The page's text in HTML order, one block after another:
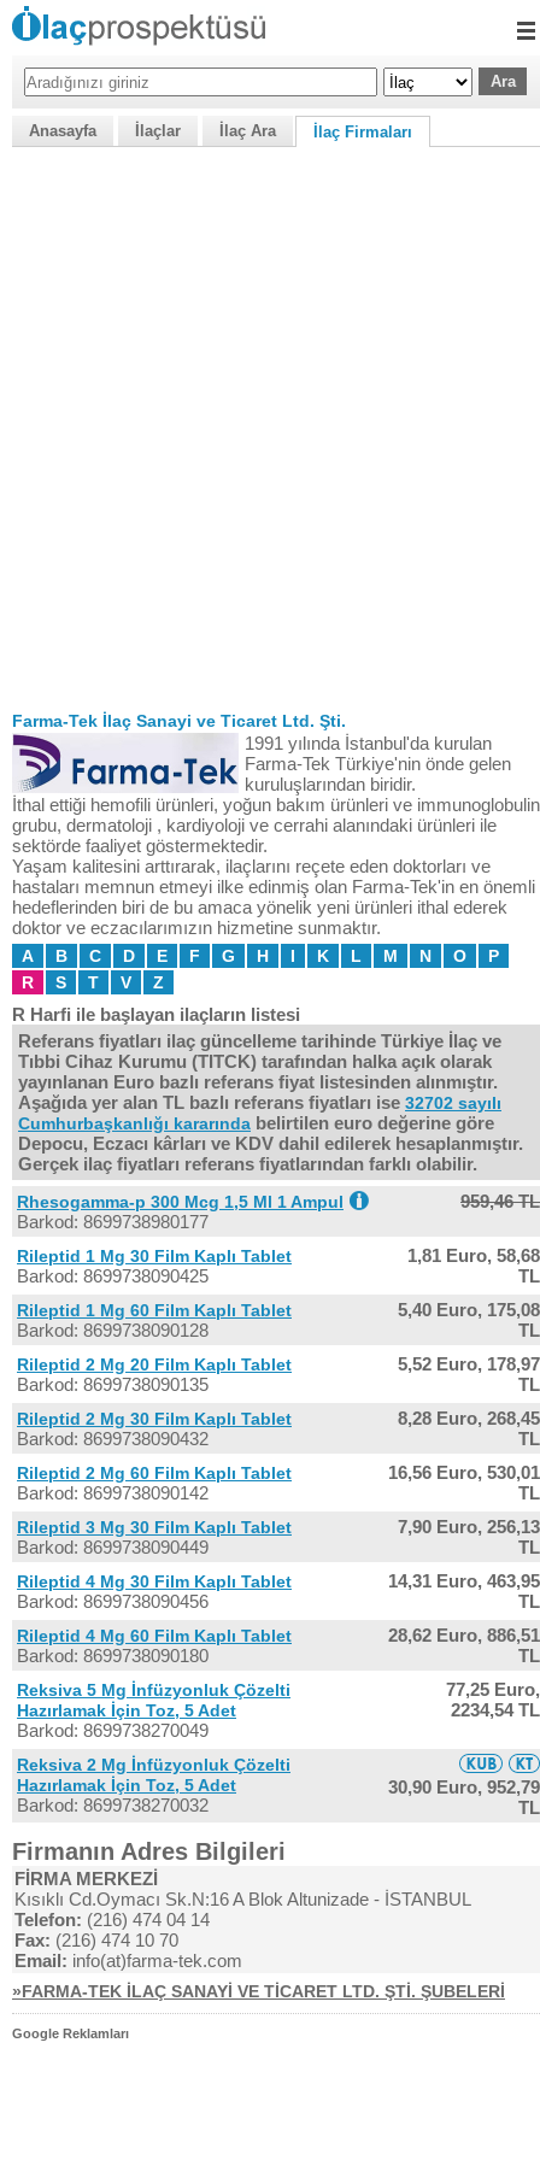
Anasayfa İlaçlar İlaç Ara İlaç Firmaları
Farma-Tek İlaç Sanayi ve Ticaret Ltd. Şti.
1991 yılında İstanbul'da kurulan
Farma-Tek Türkiye'nin önde gelen
kuruluşlarından biridir.
İthal ettiği hemofili ürünleri, yoğun bakım ürünleri ve immunoglobulin
grubu, dermatoloji , kardiyoloji ve cerrahi alanındaki ürünleri ile
sektörde faaliyet göstermektedir.
Yaşam kalitesini arttırarak, ilaçlarını reçete eden doktorları ve
hastaları memnun etmeyi ilke edinmiş olan Farma-Tek'in en önemli
hedeflerinden biri de bu amaca yönelik yeni ürünleri ithal ederek
doktor ve eczacılarımızın hizmetine sunmaktır.
A B C D E F G H I K L M N O
P
R
S T V Z
R Harfi ile başlayan ilaçların listesi
Referans fiyatları ilaç güncelleme tarihinde Türkiye İlaç ve
Tıbbi Cihaz Kurumu (TITCK) tarafından halka açık olarak
yayınlanan Euro bazlı referans fiyat listesinden alınmıştır.
Aşağıda yer alan TL bazlı referans fiyatları ise 32702 sayılı
Cumhurbaşkanlığı kararında belirtilen euro değerine göre
Depocu, Eczacı kârları ve KDV dahil edilerek hesaplanmıştır.
Gerçek ilaç fiyatları referans fiyatlarından farklı olabilir.
Rhesogamma-p 300 Mcg 1,5 Ml 1 Ampul
Barkod: 8699738980177
959,46 TL
Rileptid 1 Mg 30 Film Kaplı Tablet
Barkod: 8699738090425
1,81 Euro, 58,68
TL
Rileptid 1 Mg 60 Film Kaplı Tablet
Barkod: 8699738090128
5,40 Euro, 175,08
TL
Rileptid 2 Mg 20 Film Kaplı Tablet
Barkod: 8699738090135
5,52 Euro, 178,97
TL
Rileptid 2 Mg 30 Film Kaplı Tablet
Barkod: 8699738090432
8,28 Euro, 268,45
TL
Rileptid 2 Mg 60 Film Kaplı Tablet
Barkod: 8699738090142
16,56 Euro, 530,01
TL
Rileptid 3 Mg 30 Film Kaplı Tablet
Barkod: 8699738090449
7,90 Euro, 256,13
TL
Rileptid 4 Mg 30 Film Kaplı Tablet
Barkod: 8699738090456
14,31 Euro, 463,95
TL
Rileptid 4 Mg 60 Film Kaplı Tablet
Barkod: 8699738090180
28,62 Euro, 886,51
TL
Reksiva 5 Mg İnfüzyonluk Çözelti
Hazırlamak İçin Toz, 5 Adet
Barkod: 8699738270049
77,25 Euro,
2234,54 TL
Reksiva 2 Mg İnfüzyonluk Çözelti
Hazırlamak İçin Toz, 5 Adet
Barkod: 8699738270032
30,90 Euro, 952,79
TL
Firmanın Adres Bilgileri
FİRMA MERKEZİ
Kısıklı Cd.Oymacı Sk.N:16 A Blok Altunizade - İSTANBUL
Telefon: (216) 474 04 14
Fax: (216) 474 10 70
Email: info(at)farma-tek.com
»FARMA-TEK İLAÇ SANAYİ VE TİCARET LTD. ŞTİ. ŞUBELERİ
Google Reklamları